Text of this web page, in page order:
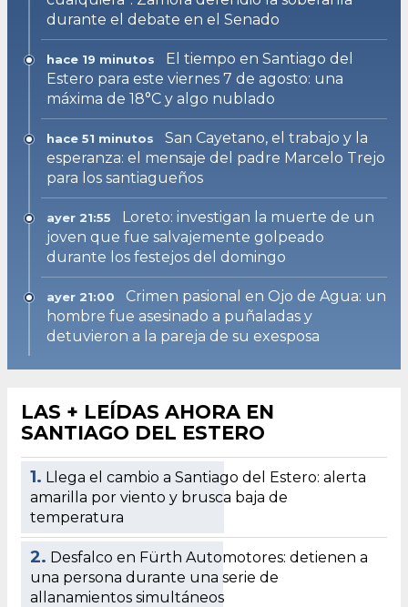
durante el debate en el Senado
hace 19 minutos
El tiempo en Santiago del
Estero para este viernes 7 de agosto: una
máxima de 18°C y algo nublado
hace 51 minutos
San Cayetano, el trabajo y la
esperanza: el mensaje del padre Marcelo Trejo
para los santiagueños
ayer 21:55
Loreto: investigan la muerte de un
joven que fue salvajemente golpeado
durante los festejos del domingo
ayer 21:00
Crimen pasional en Ojo de Agua: un
hombre fue asesinado a puñaladas y
detuvieron a la pareja de su exesposa
LAS + LEÍDAS AHORA EN
SANTIAGO DEL ESTERO
1. Llega el cambio a Santiago del Estero: alerta
amarilla por viento y brusca baja de
temperatura
2. Desfalco en Fürth Automotores: detienen a
una persona durante una serie de
allanamientos simultáneos